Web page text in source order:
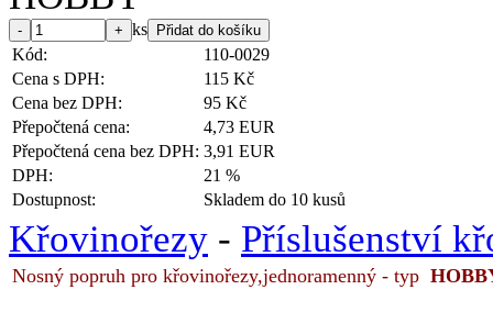
ks
Kód:
110-0029
Cena s DPH:
115 Kč
Cena bez DPH:
95 Kč
Přepočtená cena:
4,73 EUR
Přepočtená cena bez DPH: 3,91 EUR
DPH:
21 %
Dostupnost:
Skladem do 10 kusů
Křovinořezy - Příslušenství
Nosný popruh pro křovinořezy,jednoramenný - typ